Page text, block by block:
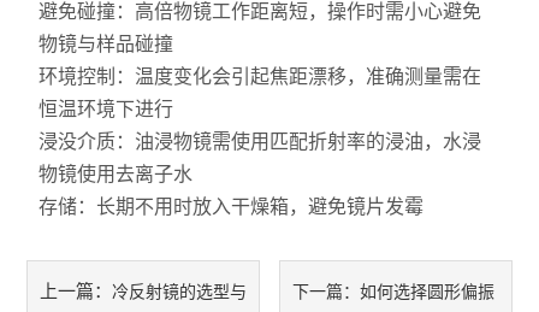
避免碰撞：高倍物镜工作距离短，操作时需小心避免
物镜与样品碰撞
环境控制：温度变化会引起焦距漂移，准确测量需在
恒温环境下进行
浸没介质：油浸物镜需使用匹配折射率的浸油，水浸
物镜使用去离子水
存储：长期不用时放入干燥箱，避免镜片发霉
上一篇： 冷反射镜的选型与 下一篇： 如何选择圆形偏振